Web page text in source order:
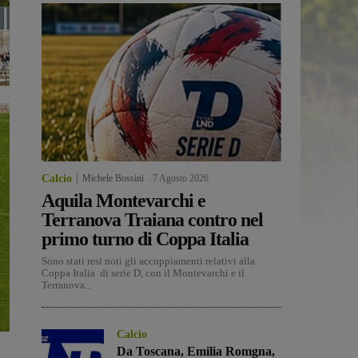
Calcio Michele Bossini 7 Agosto 2026
Aquila Montevarchi e
Terranova Traiana contro nel
primo turno di Coppa Italia
Sono stati resi noti gli accoppiamenti relativi alla
Coppa Italia di serie D, con il Montevarchi e il
Terranova...
Calcio
Da Toscana, Emilia Romgna,